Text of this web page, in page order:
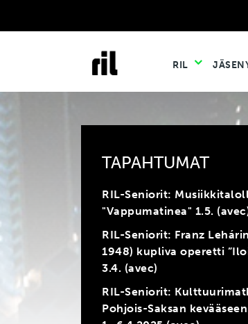
RIL
TAPAHTUMAT
RIL-Seniorit:
"Vappumatinea" 1.5.
RIL-Seniorit: Franz
1948) kupliva operetti
3.4. (avec)
RIL-Seniorit:
Pohjois-Saksan kevääseen